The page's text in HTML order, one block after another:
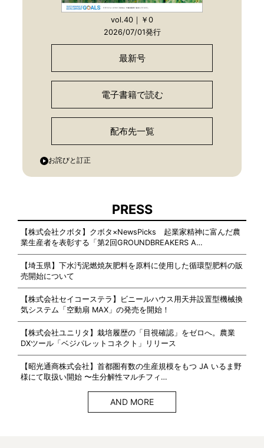
vol.40｜￥0
2026/07/01発行
最新号
電子書籍で読む
配布先一覧
お詫びと訂正
PRESS
【株式会社クボタ】クボタ×NewsPicks 起業家精神に富んだ農
業生産者を表彰する「第2回GROUNDBREAKERS A…
【埼玉県】下水汚泥燃焼灰肥料を原料に使用した循環型肥料の販
売開始について
【株式会社セイコーステラ】ビニールハウス用天井設置型機械換
気システム「空動扇 MAX」の発売を開始！
【株式会社ユニリタ】栽培履歴の「目視確認」をゼロへ。農業
DXツール「ベジパレットコネクト」リリース
【昭光通商株式会社】首都圏有数の生産規模をもつ JA いるま野
様にて取扱い開始 〜生分解性マルチフィ…
AND MORE